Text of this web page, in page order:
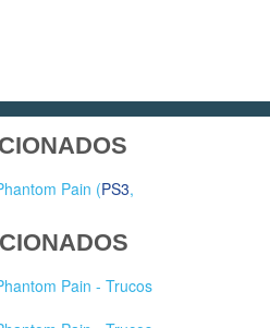
Pain (PS3,
Pain - Trucos